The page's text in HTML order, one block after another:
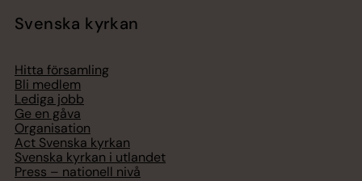
Svenska kyrkan
Hitta församling
Bli medlem
Lediga jobb
Ge en gåva
Organisation
Act Svenska kyrkan
Svenska kyrkan i utlandet
Press – nationell nivå